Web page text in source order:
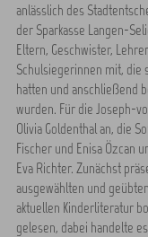
anlässlich des
der Sparkasse Langen-
Eltern, Geschwister,
Schulsiegerinnen mit, die
hatten und anschließend
wurden. Für die Joseph-
Olivia Goldenthal an, die
Fischer und Enisa Özcan
Eva Richter. Zunächst
ausgewählten und
aktuellen Kinderliteratur
gelesen, dabei handelte